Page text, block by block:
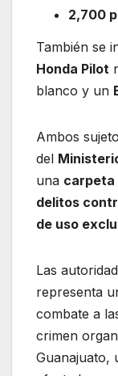
2,700
También se
Honda Pilot
blanco y un
Ambos
del
una carpeta
delitos
de uso
Las
representa
combate a
crimen
Guanajuato,